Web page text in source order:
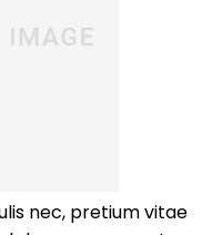
nec, pretium vitae